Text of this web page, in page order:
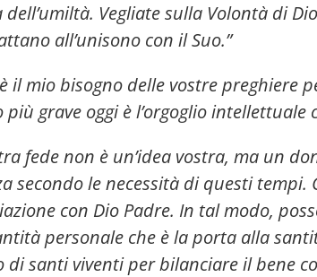
dell’umiltà. Vegliate sulla Volontà di
all’unisono con il Suo.”
il mio bisogno delle vostre preghiere
più grave oggi è l’orgoglio intellettuale
fede non è un’idea vostra, ma un
secondo le necessità di questi
con Dio Padre. In tal modo,
personale che è la porta alla
di santi viventi per bilanciare il bene